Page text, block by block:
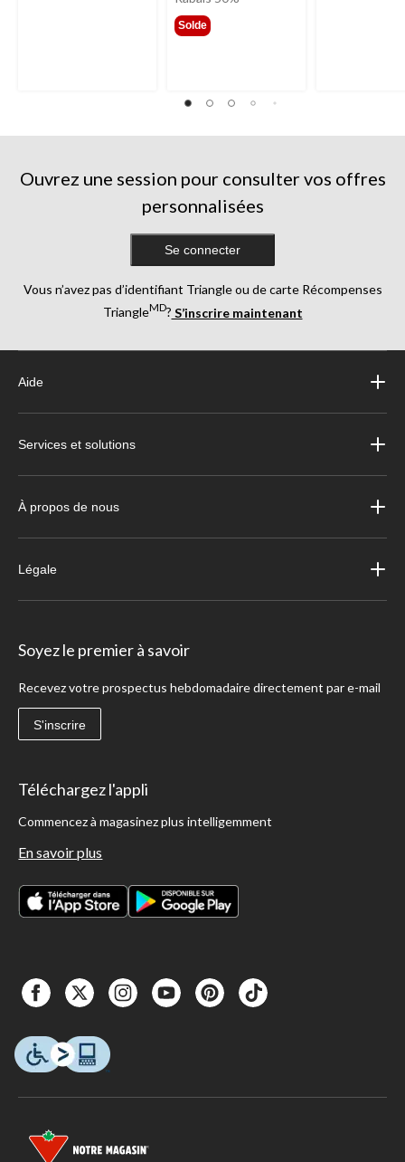
Solde
Ouvrez une session pour consulter vos offres
personnalisées
Se connecter
Vous n’avez pas d’identifiant Triangle ou de carte Récompenses
TriangleMD? S’inscrire maintenant
Aide
Services et solutions
À propos de nous
Légale
Soyez le premier à savoir
Recevez votre prospectus hebdomadaire directement par e-mail
S'inscrire
Téléchargez l'appli
Commencez à magasinez plus intelligemment
En savoir plus